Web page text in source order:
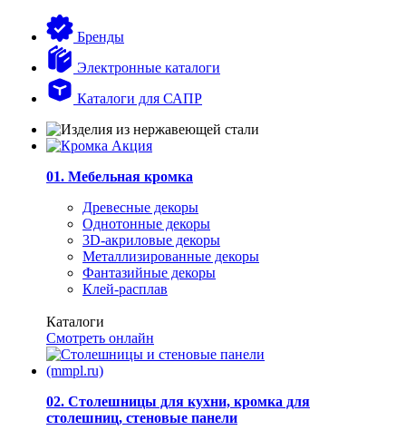
Бренды
Электронные каталоги
Каталоги для САПР
01. Мебельная кромка
Древесные декоры
Однотонные декоры
3D-акриловые декоры
Металлизированные декоры
Фантазийные декоры
Клей-расплав
Каталоги
Смотреть онлайн
02. Столешницы для кухни, кромка для
столешниц, стеновые панели